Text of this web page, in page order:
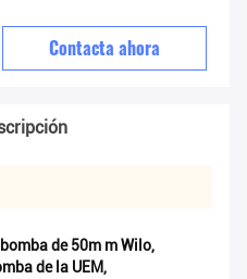
Contacta ahora
de 50m m Wilo,
de la UEM,